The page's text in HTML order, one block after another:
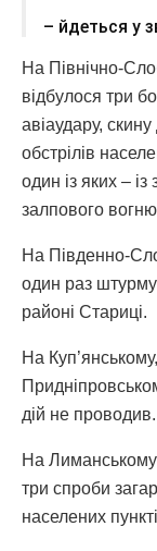
– йдеться у
На Північно-
відбулося три
авіаудару,
обстрілів
один із яких –
залпового
На Південно-
один раз
районі Стариці.
На
дій не проводив.
На
три спроби
населених